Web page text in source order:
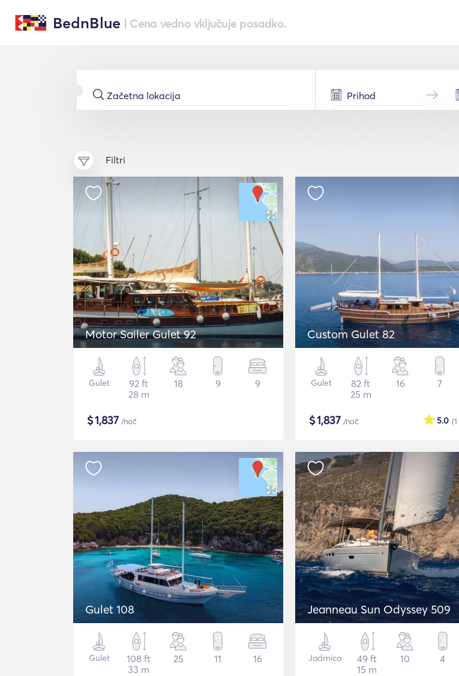
BednBlue | Cena vedno vključuje posadko.
Filtri
Motor Sailer Gulet 92
Gulet
92 ft
28 m
18 9 9
$1,837 /noč
Custom Gulet 82
Gulet
82 ft
25 m
16 7
$1,837 /noč (1
5.0
Gulet 108
Gulet
108 ft
33 m
25 11 16
Jeanneau Sun Odyssey 509
Jadrnica
49 ft
15 m
10 4